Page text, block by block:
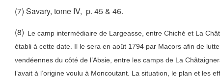
(7) Savary, tome IV, p. 45 & 46.
(8) Le camp intermédiaire de Largeasse, entre Chiché et La
établi à cette date. Il le sera en août 1794 par Macors afin de
vendéennes du côté de l’Absie, entre les camps de La
l’avait à l’origine voulu à Moncoutant. La situation, le plan et les